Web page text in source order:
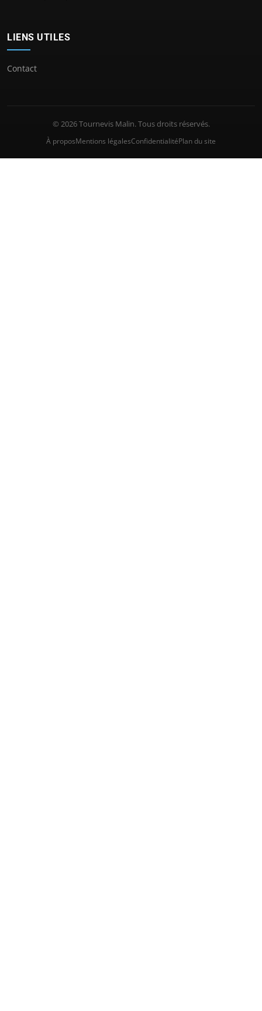
LIENS UTILES
Contact
© 2026 Tournevis Malin. Tous droits réservés.
À proposMentions légalesConfidentialitéPlan du site